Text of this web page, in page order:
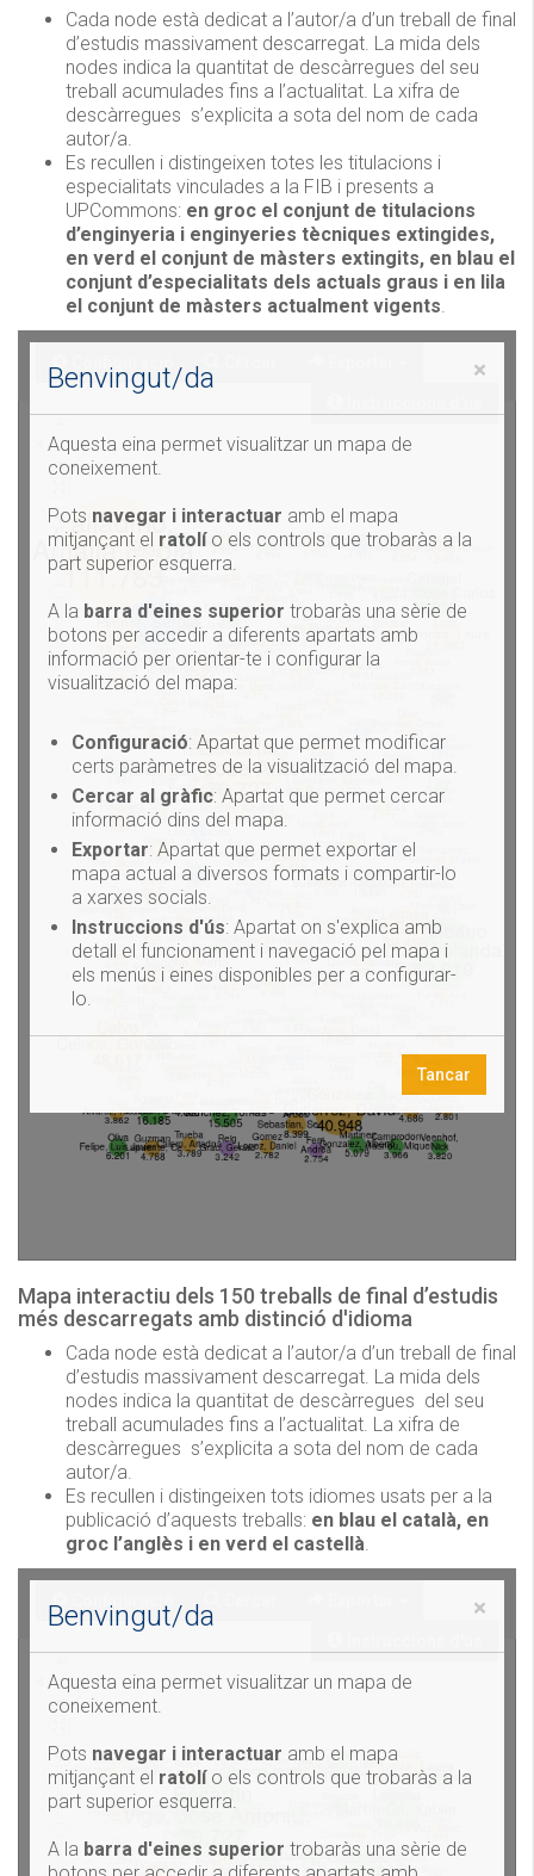
Cada node està dedicat a l’autor/a d’un treball de final
d’estudis massivament descarregat. La mida dels
nodes indica la quantitat de descàrregues del seu
treball acumulades fins a l’actualitat. La xifra de
descàrregues s’explicita a sota del nom de cada
autor/a.
Es recullen i distingeixen totes les titulacions i
especialitats vinculades a la FIB i presents a
UPCommons: en groc el conjunt de titulacions
d’enginyeria i enginyeries tècniques extingides,
en verd el conjunt de màsters extingits, en blau el
conjunt d’especialitats dels actuals graus i en lila
el conjunt de màsters actualment vigents.
Mapa interactiu dels 150 treballs de final d’estudis
més descarregats amb distinció d'idioma
Cada node està dedicat a l’autor/a d’un treball de final
d’estudis massivament descarregat. La mida dels
nodes indica la quantitat de descàrregues del seu
treball acumulades fins a l’actualitat. La xifra de
descàrregues s’explicita a sota del nom de cada
autor/a.
Es recullen i distingeixen tots idiomes usats per a la
publicació d’aquests treballs: en blau el català, en
groc l’anglès i en verd el castellà.